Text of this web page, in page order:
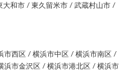
和市 / 東久留米市 / 武蔵村山市 /
市西区 / 横浜市中区 / 横浜市南区 /
浜市金沢区 / 横浜市港北区 / 横浜市